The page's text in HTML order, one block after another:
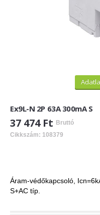
Ex9L-N 2P 63A 300mA S
37 474 Ft Bruttó
Cikkszám: 108379
Áram-védőkapcsoló,
S+AC típ.